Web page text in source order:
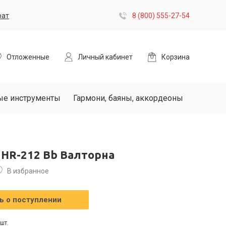
8 (800) 555-27-54
Отложенные Личный кабинет Корзина
инструменты Гармони, баяны, аккордеоны
212 Bb Валторна
В избранное
о поступлении